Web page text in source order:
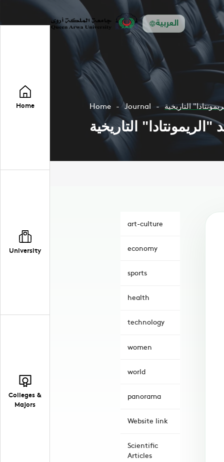
العربية
Home
University
Colleges &
Majors
Home Journal التاريخية
التاريخية
art-culture
economy
sports
health
technology
women
world
panorama
Website link
Scientific
Articles